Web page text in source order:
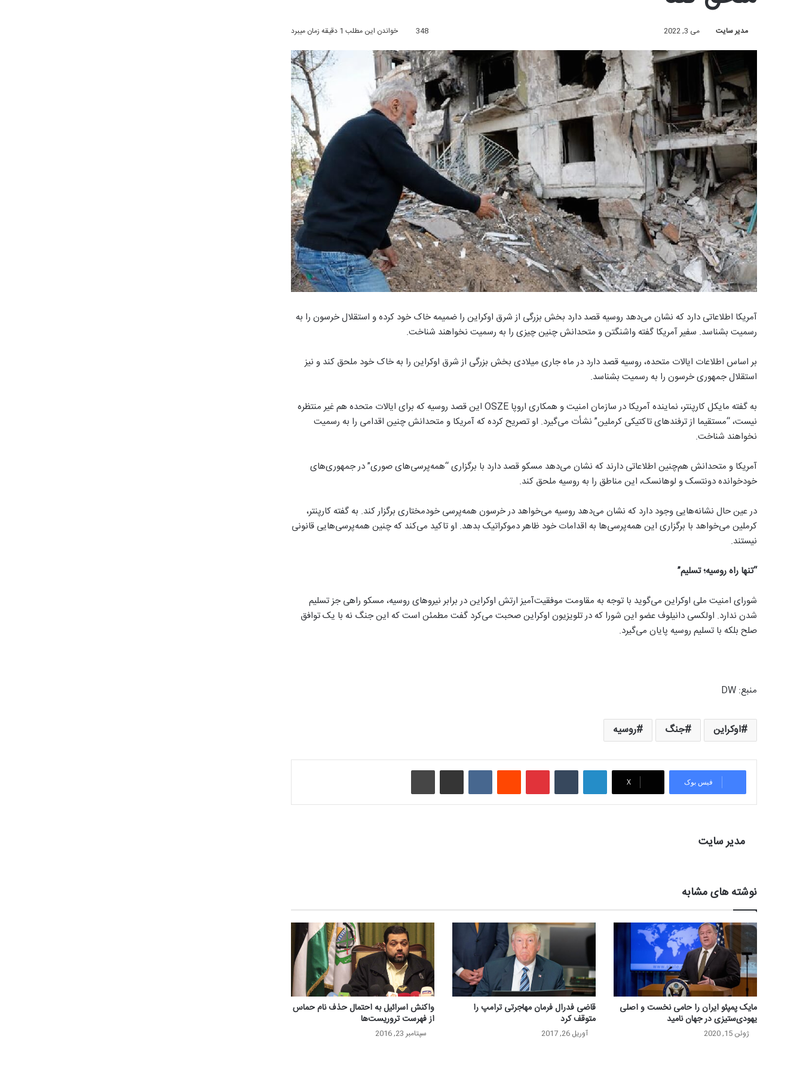
مدیر سایت می 3, 2022 348 خواندن این مطلب 1 دقیقه زمان میبرد
آمریکا اطلاعاتی دارد که نشان می‌دهد روسیه قصد دارد بخش‌ بزرگی از شرق اوکراین را ضمیمه خاک خود کرده و استقلال خرسون را به
رسمیت بشناسد. سفیر آمریکا گفته واشنگتن و متحدانش چنین چیزی را به رسمیت نخواهند شناخت.
بر اساس اطلاعات ایالات متحده، روسیه قصد دارد در ماه جاری میلادی بخش بزرگی از شرق اوکراین را به خاک خود ملحق کند و نیز
استقلال جمهوری خرسون را به رسمیت بشناسد.
به گفته مایکل کارپنتر، نماینده آمریکا در سازمان امنیت و همکاری اروپا OSZE این قصد روسیه که برای ایالات متحده هم غیر منتظره
نیست، “مستقیما از ترفندهای تاکتیکی کرملین” نشأت می‌گیرد. او تصریح کرده که آمریکا و متحدانش چنین اقدامی را به رسمیت
نخواهند شناخت.
آمریکا و متحدانش هم‌چنین اطلاعاتی دارند که نشان می‌دهد مسکو قصد دارد با برگزاری “همه‌پرسی‌های صوری” در جمهوری‌های
خودخوانده دونتسک و لوهانسک، این مناطق را به روسیه ملحق کند.
در عین حال نشانه‌هایی وجود دارد که نشان می‌دهد روسیه می‌خواهد در خرسون همه‌پرسی خودمختاری برگزار کند. به گفته کارپنتر،
کرملین می‌خواهد با برگزاری این همه‌پرسی‌ها به اقدامات خود ظاهر دموکراتیک بدهد. او تاکید می‌کند که چنین همه‌پرسی‌هایی قانونی
نیستند.
“تنها راه روسیه؛ تسلیم”
شورای امنیت ملی اوکراین می‌گوید با توجه به مقاومت موفقیت‌آمیز ارتش اوکراین در برابر نیروهای روسیه، مسکو راهی جز تسلیم
شدن ندارد. اولکسی دانیلوف عضو این شورا که در تلویزیون اوکراین صحبت می‌کرد گفت مطمئن است که این جنگ نه با یک توافق
صلح بلکه با تسلیم روسیه پایان می‌گیرد.
منبع‌:‌ DW
اوکراین جنگ روسیه
فیس بوک X
لینکدین ‫پین‌ترست ‫رددیت اشتراک گذاری از طریق ایمیل
مدیر سایت
نوشته های مشابه
مایک پمپئو ایران را حامی نخست و اصلی
یهودی‌ستیزی در جهان نامید
ژوئن 15, 2020
قاضی فدرال فرمان مهاجرتی ترامپ را
متوقف کرد
آوریل 26, 2017
واکنش اسرائیل به احتمال حذف نام حماس
از فهرست تروریست‌ها
سپتامبر 23, 2016